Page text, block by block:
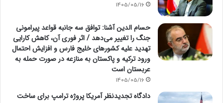
1405/05/16
حسام الدین آشنا: توافق سه جانبه قواعد پیرامونی
جنگ را تغییر می‌دهد / اثر فوری آن، کاهش کارایی
تهدید علیه کشور‌های خلیج فارس و افزایش احتمال
ورود ترکیه و پاکستان به منازعه در صورت حمله به
عربستان است
1405/05/16
دادگاه تجدیدنظر آمریکا پروژه ترامپ برای ساخت